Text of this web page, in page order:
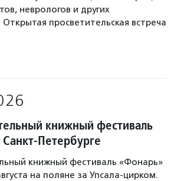
неврологов и других
Открытая просветительская встреча
книжный фестиваль
Петербурге
книжный фестиваль «Фонарь»
на поляне за Упсала-цирком.